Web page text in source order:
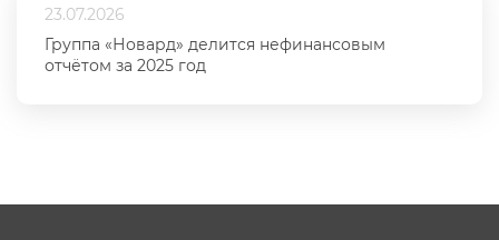
23.07.2026
Группа «Новард» делится нефинансовым
отчётом за 2025 год